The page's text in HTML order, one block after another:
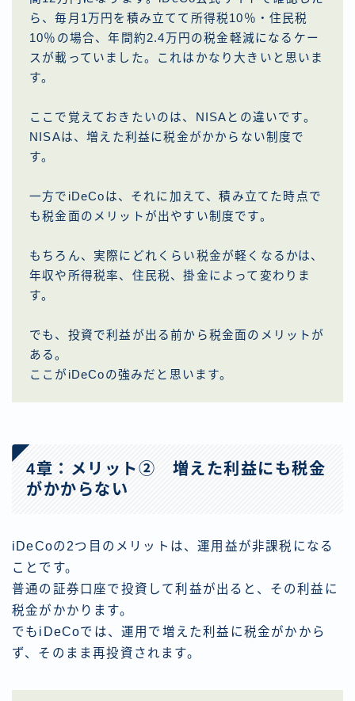
ら、毎月1万円を積み立てて所得税10％・住民税
10％の場合、年間約2.4万円の税金軽減になるケー
スが載っていました。これはかなり大きいと思いま
す。
ここで覚えておきたいのは、NISAとの違いです。
NISAは、増えた利益に税金がかからない制度で
す。
一方でiDeCoは、それに加えて、積み立てた時点で
も税金面のメリットが出やすい制度です。
もちろん、実際にどれくらい税金が軽くなるかは、
年収や所得税率、住民税、掛金によって変わりま
す。
でも、投資で利益が出る前から税金面のメリットが
ある。
ここがiDeCoの強みだと思います。
4章：メリット② 増えた利益にも税金
がかからない
iDeCoの2つ目のメリットは、運用益が非課税になる
ことです。
普通の証券口座で投資して利益が出ると、その利益に
税金がかかります。
でもiDeCoでは、運用で増えた利益に税金がかから
ず、そのまま再投資されます。